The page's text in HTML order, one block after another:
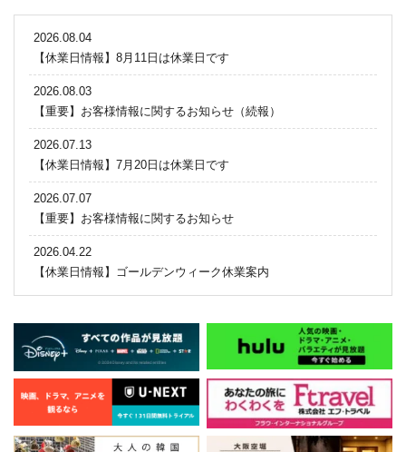
2026.08.04
【休業日情報】8月11日は休業日です
2026.08.03
【重要】お客様情報に関するお知らせ（続報）
2026.07.13
【休業日情報】7月20日は休業日です
2026.07.07
【重要】お客様情報に関するお知らせ
2026.04.22
【休業日情報】ゴールデンウィーク休業案内